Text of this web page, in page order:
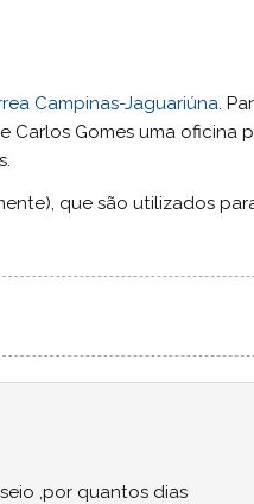
Campinas-Jaguariúna.
Carlos Gomes uma oficina
que são utilizados
,por quantos dias